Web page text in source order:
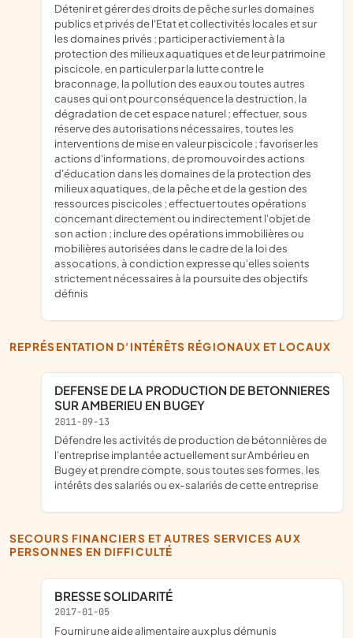
détenir et gérer des droits de pêche sur les domaines
publics et privés de l'Etat et collectivités locales et sur
les domaines privés ; participer activiement à la
protection des milieux aquatiques et de leur patrimoine
piscicole, en particuler par la lutte contre le
braconnage, la pollution des eaux ou toutes autres
causes qui ont pour conséquence la destruction, la
dégradation de cet espace naturel ; effectuer, sous
réserve des autorisations nécessaires, toutes les
interventions de mise en valeur piscicole ; favoriser les
actions d'informations, de promouvoir des actions
d'éducation dans les domaines de la protection des
milieux aquatiques, de la pêche et de la gestion des
ressources piscicoles ; effectuer toutes opérations
concernant directement ou indirectement l'objet de
son action ; inclure des opérations immobilières ou
mobilières autorisées dans le cadre de la loi des
assocations, à condiction expresse qu'elles soients
strictement nécessaires à la poursuite des objectifs
définis
REPRÉSENTATION D'INTÉRÊTS RÉGIONAUX ET LOCAUX
DEFENSE DE LA PRODUCTION DE BETONNIERES
SUR AMBERIEU EN BUGEY
2011-09-13
défendre les activités de production de bétonnières de
l'entreprise implantée actuellement sur Ambérieu en
Bugey et prendre compte, sous toutes ses formes, les
intérêts des salariés ou ex-salariés de cette entreprise
SECOURS FINANCIERS ET AUTRES SERVICES AUX
PERSONNES EN DIFFICULTÉ
BRESSE SOLIDARITÉ
2017-01-05
fournir une aide alimentaire aux plus démunis